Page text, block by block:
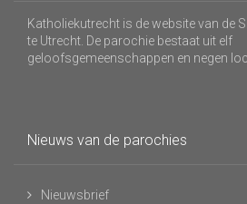
Katholiekutrecht is de website van de
te Utrecht. De parochie bestaat uit elf
geloofsgemeenschappen en negen
Nieuws van de parochies
Nieuwsbrief